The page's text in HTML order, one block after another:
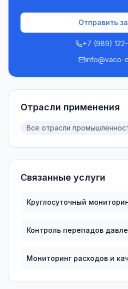
Отправить
+7 (989)
info@vaco-
Отрасли применения
Все отрасли
Связанные услуги
Круглосуточный
Контроль перепадов
Мониторинг расходов и